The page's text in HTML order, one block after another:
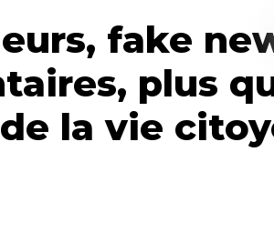
fake
plus
la vie